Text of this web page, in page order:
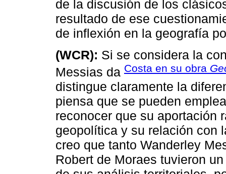
de la discusión de los
resultado de ese
de inflexión en la geografía
(WCR): Si se considera la
Messias da Costa en su obra
distingue claramente la
piensa que se pueden
reconocer que su aportación
geopolítica y su relación con
creo que tanto Wanderley
Robert de Moraes tuvieron